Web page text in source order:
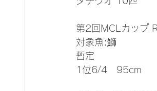
第2回MCLカップ
対象魚:鰤
暫定
1位6/4   95cm